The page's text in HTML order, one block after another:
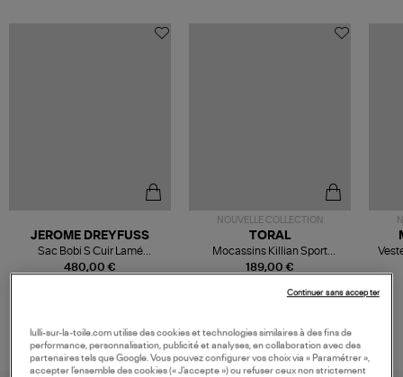
480,00 €
JEROME DREYFUSS
Sac Bobi S Cuir Lamé
Champagne
NOUVELLE COLLECTION
189,00 €
TORAL
Mocassins Killian Sport
Mousse
lulli-sur-la-toile.com utilise des cookies et technologies similaires à des fins de
performance, personnalisation, publicité et analyses, en collaboration avec des
partenaires tels que Google. Vous pouvez configurer vos choix via « Paramétrer »,
accepter l’ensemble des cookies (« J’accepte ») ou refuser ceux non strictement
Continuer sans accepter